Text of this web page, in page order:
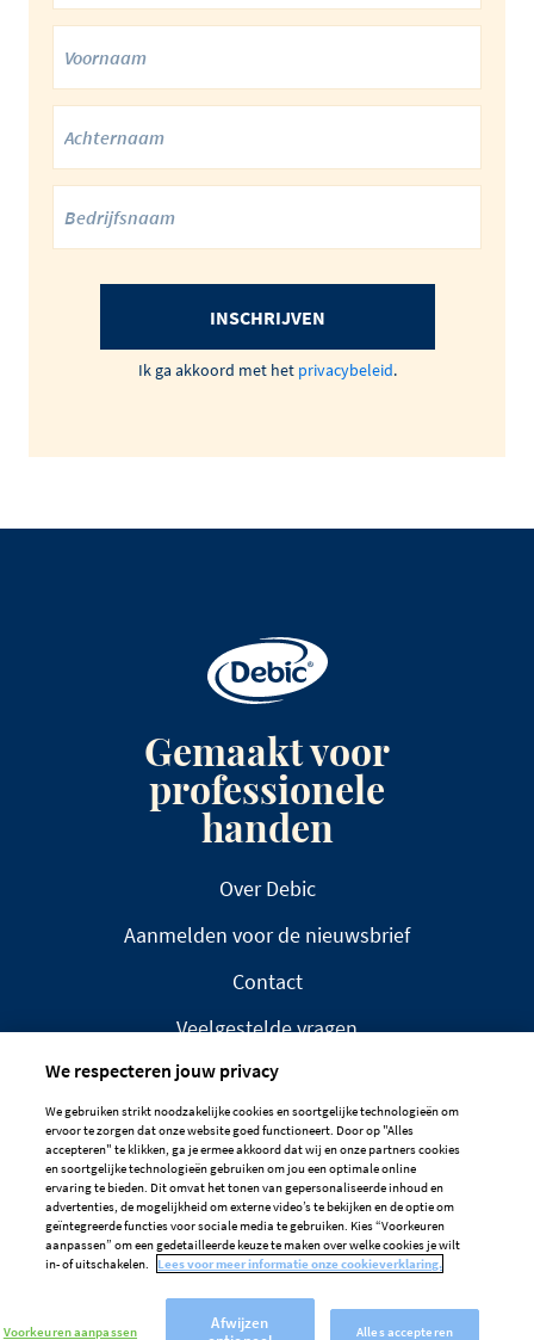
INSCHRIJVEN
Ik ga akkoord met het privacybeleid.
Gemaakt voor
professionele
handen
Over Debic
Aanmelden voor de nieuwsbrief
Contact
Veelgestelde vragen
DISCLAIMER
PRIVACYBELEID
COOKIEBELEID
Cookievoorkeuren
We respecteren jouw privacy
We gebruiken strikt noodzakelijke cookies en soortgelijke technologieën om
ervoor te zorgen dat onze website goed functioneert. Door op "Alles
accepteren" te klikken, ga je ermee akkoord dat wij en onze partners cookies
en soortgelijke technologieën gebruiken om jou een optimale online
ervaring te bieden. Dit omvat het tonen van gepersonaliseerde inhoud en
advertenties, de mogelijkheid om externe video’s te bekijken en de optie om
geïntegreerde functies voor sociale media te gebruiken. Kies “Voorkeuren
aanpassen” om een gedetailleerde keuze te maken over welke cookies je wilt
in- of uitschakelen.
Lees voor meer informatie onze cookieverklaring.
Voorkeuren aanpassen
Afwijzen
Alles accepteren